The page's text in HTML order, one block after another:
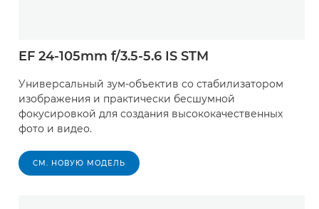
EF 24-105mm f/3.5-5.6 IS STM
Универсальный зум-объектив со стабилизатором
изображения и практически бесшумной
фокусировкой для создания высококачественных
фото и видео.
СМ. НОВУЮ МОДЕЛЬ